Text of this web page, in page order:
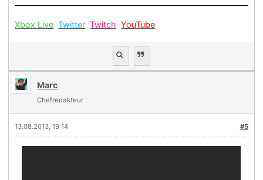
Xbox Live Twitter Twitch YouTube
Marc
Chefredakteur
#5
13.08.2013, 19:14